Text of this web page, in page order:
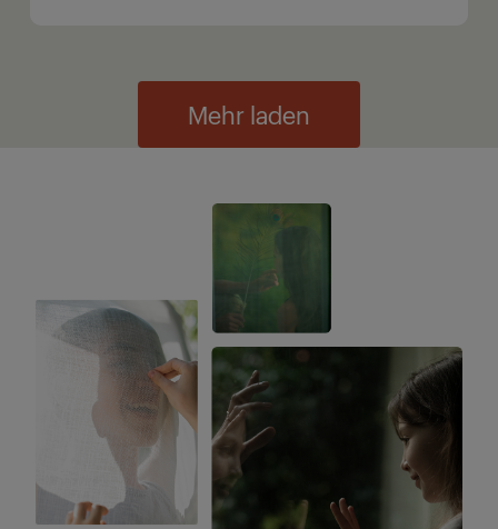
Mehr laden